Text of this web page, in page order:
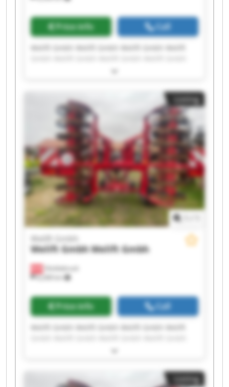
Price info Call
Welift Gmbh Welift Gmbh Welift Gmbh Welift
Welift Gmbh Welift Gmbh Welift Gmbh Welift
Welift Gmbh Welift Gmbh Welift Gmbh Welift
Gmbh Welift Gmbh Welift Gmbh
Listing
Vöcklabruck
8,268 km
Welift Gmbh
Welift GmbhWelift Gmbh
Price info Call
Welift Gmbh Welift Gmbh Welift Gmbh Welift
Welift Gmbh Welift Gmbh Welift Gmbh Welift
Welift Gmbh Welift Gmbh Welift Gmbh Welift
Gmbh Welift Gmbh Welift Gmbh
Listing